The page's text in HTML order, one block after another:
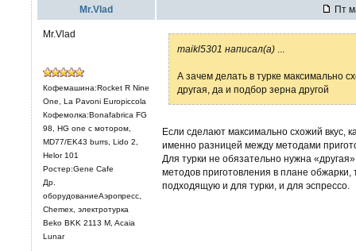
Mr.Vlad Пт
Mr.Vlad
Кофемашина:Rocket R Nine
One, La Pavoni Europiccola
Кофемолка:Bonafabrica FG
98, HG one с мотором,
MD77/EK43 burrs, Lido 2,
Helor 101
Ростер:Gene Cafe
Др.
оборудованиеАэропресс,
Chemex, электротурка
Beko BKK 2113 M, Acaia
Lunar
maikl5301 написал(а)
А зачем делать в турке максимально
другая, да и подбор зерна другой
Если сделают максимально схожий вкус,
именно разницей между методами
Для турки не обязательно нужна
методов приготовления в плане обжарки,
подходящую и для турки, и для эспрессо.